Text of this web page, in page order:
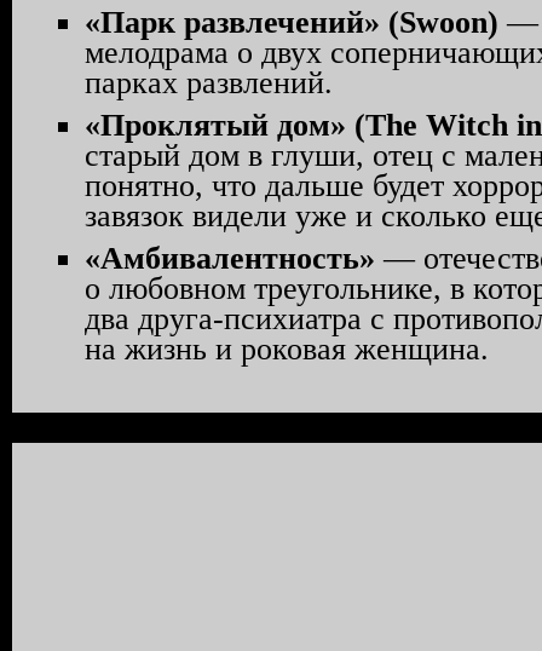
«Парк развлечений» (Swoon)—
мелодрама о двух
парках развлений.
«Проклятый дом» (The Witch
старый дом в глуши, отец с
понятно, что дальше будет
завязок видели уже и сколько
«Амбивалентность» —
о любовном треугольнике, в
два друга-психиатра с
на жизнь и роковая женщина.